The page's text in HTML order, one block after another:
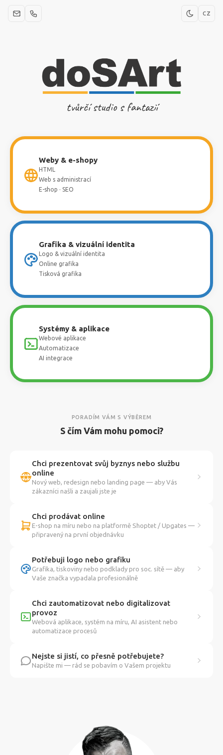
CZ
tvůrčí studio s fantazií
Weby & e-shopy
HTML
Web s administrací
E-shop · SEO
Grafika & vizuální identita
Logo & vizuální identita
Online grafika
Tisková grafika
Systémy & aplikace
Webové aplikace
Automatizace
AI integrace
PORADÍM VÁM S VÝBĚREM
S čím Vám mohu pomoci?
Chci prezentovat svůj byznys nebo službu
online
Nový web, redesign nebo landing page — aby Vás
zákazníci našli a zaujali jste je
Chci prodávat online
E-shop na míru nebo na platformě Shoptet / Upgates —
připravený na první objednávku
Potřebuji logo nebo grafiku
Grafika, tiskoviny nebo podklady pro soc. sítě — aby
Vaše značka vypadala profesionálně
Chci zautomatizovat nebo digitalizovat
provoz
Webová aplikace, systém na míru, AI asistent nebo
automatizace procesů
Nejste si jistí, co přesně potřebujete?
Napište mi — rád se pobavím o Vašem projektu